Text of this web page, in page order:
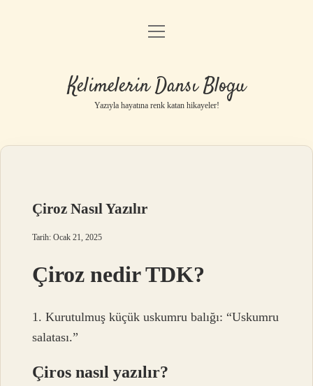
Anasayfa
Yasal Uyarı
menüyü
Kelimelerin Dansı Blogu
Yazıyla hayatına renk katan hikayeler!
Çiroz Nasıl Yazılır
Tarih: Ocak 21, 2025
Çiroz nedir TDK?
1. Kurutulmuş küçük uskumru balığı: “Uskumru
salatası.”
Çiros nasıl yazılır?